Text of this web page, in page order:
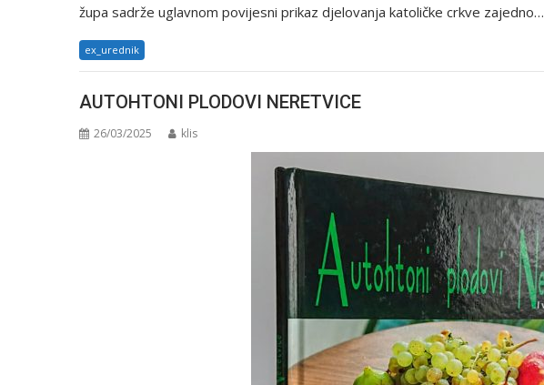
župa sadrže uglavnom povijesni prikaz djelovanja katoličke crkve zajedno…
ex_urednik
AUTOHTONI PLODOVI NERETVICE
26/03/2025 klis